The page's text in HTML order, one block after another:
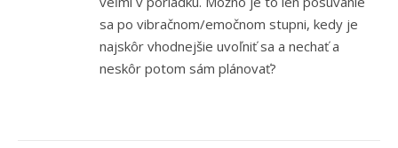
sa po vibračnom/emočnom stupni, kedy je
najskôr vhodnejšie uvoľniť sa a nechať a
neskôr potom sám plánovať?